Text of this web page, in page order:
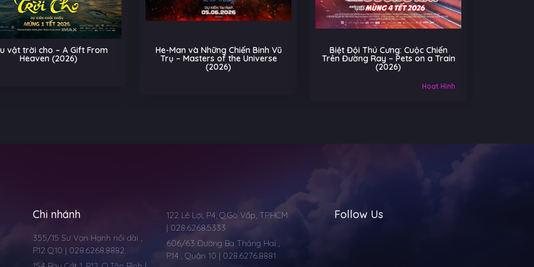
He-Man và Những Chiến Binh Vũ
Trụ – Masters of the Universe
Biệt Đội Thú Cưng: Cuộc Chiến
Trên Đường Ray – Pets on a Train
Cú Nhảy Kỳ Diệu – Hoppers
(2026)
Chi nhánh
355/15 Sư Vạn Hạnh nối dài ,
P.12 Q10 | 028.6268.8882
122 Lê Lợi, P4, Q.Gò Vấp, TP.HCM
| 028.6268.5333
606/63 Đường Ba Tháng Hai ,
P.14 , Quận 10 | 028.6276.8881
Follow Us